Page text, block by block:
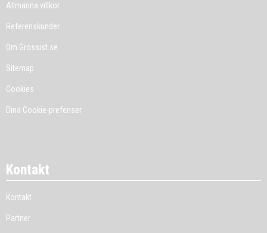
Allmänna villkor
Referenskunder
Om Grossist.se
Sitemap
Cookies
Dina Cookie-prefenser
Kontakt
Kontakt
Partner